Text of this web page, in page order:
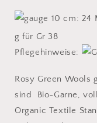
10 cm:
g für Gr 38
Pflegehinweise:
Rosy Green Wools
sind Bio-Garne,
Organic Textile